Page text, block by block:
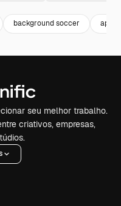
background soccer app
seu melhor trabalho.
criativos, empresas,